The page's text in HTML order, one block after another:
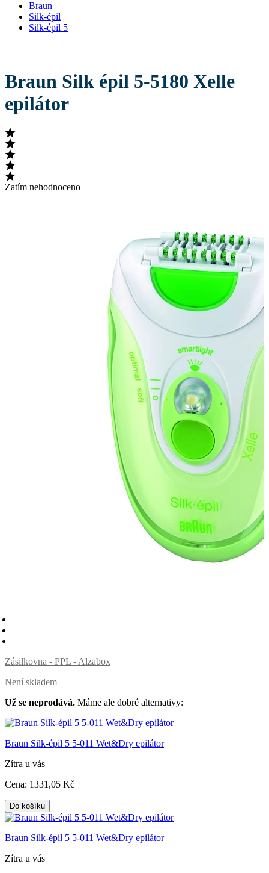
Braun
Silk-épil
Silk-épil 5
Braun Silk épil 5-5180 Xelle
epilátor
Zatím nehodnoceno
Zásilkovna - PPL - Alzabox
Není skladem
Už se neprodává. Máme ale dobré alternativy:
Braun Silk-épil 5 5-011 Wet&Dry epilátor
Zítra u vás
Cena: 1331 ,05 Kč
Do košíku
Braun Silk-épil 5 5-011 Wet&Dry epilátor
Zítra u vás